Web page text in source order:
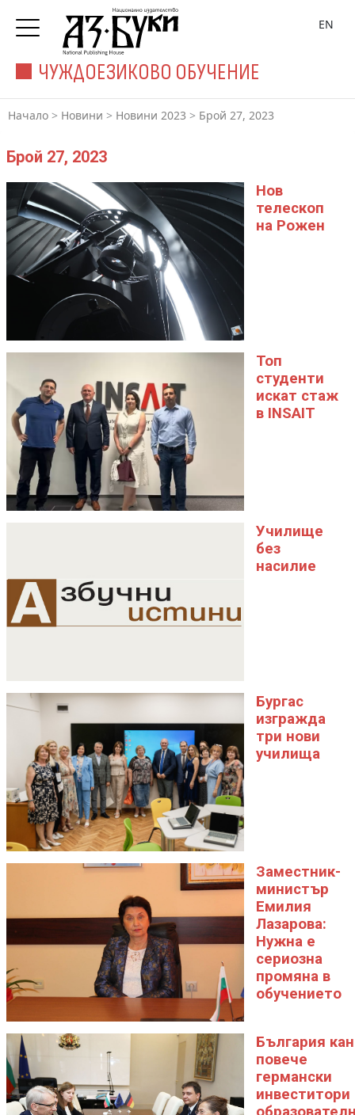
ЧУЖДОЕЗИКОВО ОБУЧЕНИЕ
EN
Начало > Новини > Новини 2023 > Брой 27, 2023
Брой 27, 2023
Нов
телескоп
на Рожен
Топ
студенти
искат стаж
в INSAIT
Училище
без
насилие
Бургас
изгражда
три нови
училища
Заместник-
министър
Емилия
Лазарова:
Нужна е
сериозна
промяна в
обучението
България
повече
германски
инвеститори